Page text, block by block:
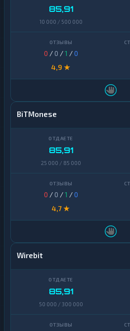
85,91
10 000 / 500 000
0 / 0 /1 /0
4,9 ★
BiTMonese
85,91
25 000 / 85 000
0 / 0 /1 /0
4,7 ★
Wirebit
85,91
50 000 / 300 000